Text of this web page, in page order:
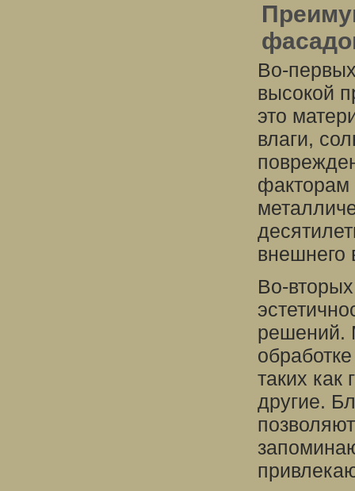
Во-
высокой
это
влаги,
факторам
внешнего
Во-
решений.
таких как
другие.